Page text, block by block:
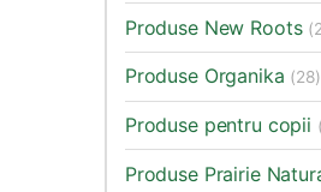
Produse New Roots
Produse Organika (28)
Produse pentru copii
Produse Prairie